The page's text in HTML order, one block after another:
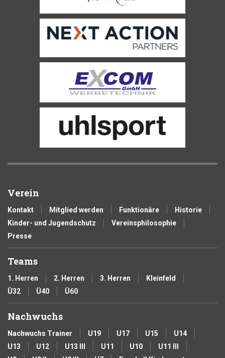
Verein
Kontakt Mitglied werden Funktionäre
Historie
Kinder- und Jugendschutz
Vereinsphilosophie
Presse
Teams
1. Herren 2. Herren 3. Herren
Kleinfeld
Ü32
Ü40 Ü60
Nachwuchs
Nachwuchs Trainer U19 U17 U15
U14
U13
U12 U13 III U11 U10
U11 III